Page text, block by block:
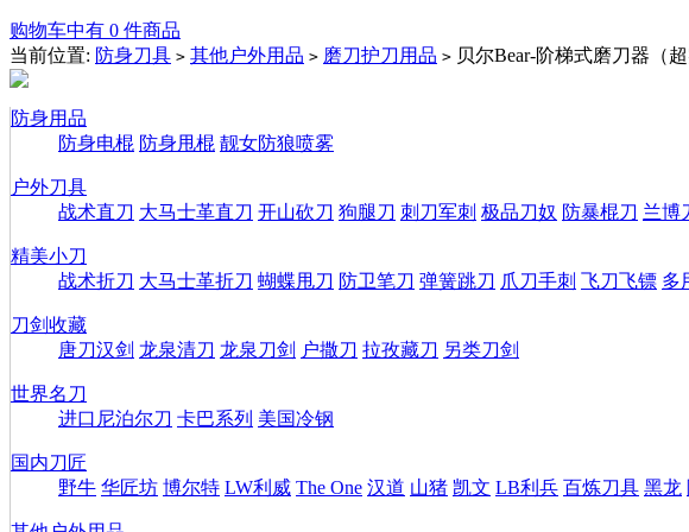
购物车中有 0 件商品
当前位置: 防身刀具 > 其他户外用品 > 磨刀护刀用品 > 贝尔Bear-阶梯式磨刀器（超
防身用品
防身电棍 防身甩棍 靓女防狼喷雾
户外刀具
战术直刀 大马士革直刀 开山砍刀 狗腿刀 刺刀军刺 极品刀奴 防暴棍刀 兰博
精美小刀
战术折刀 大马士革折刀 蝴蝶甩刀 防卫笔刀 弹簧跳刀 爪刀手刺 飞刀飞镖 多
刀剑收藏
唐刀汉剑 龙泉清刀 龙泉刀剑 户撒刀 拉孜藏刀 另类刀剑
世界名刀
进口尼泊尔刀 卡巴系列 美国冷钢
国内刀匠
野牛 华匠坊 博尔特 LW利威 The One 汉道 山猪 凯文 LB利兵 百炼刀具 黑龙